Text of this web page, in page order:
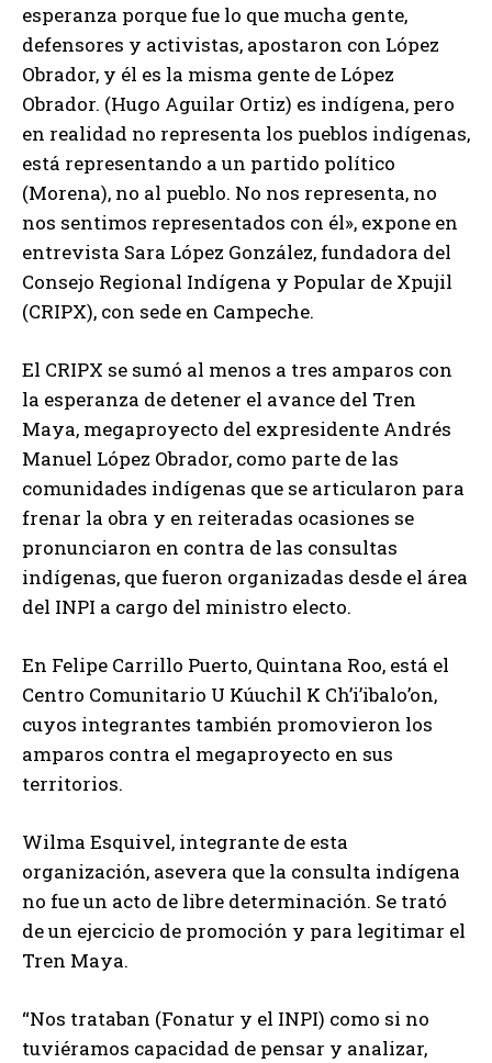
esperanza porque fue lo que mucha gente,
defensores y activistas, apostaron con López
Obrador, y él es la misma gente de López
Obrador. (Hugo Aguilar Ortiz) es indígena, pero
en realidad no representa los pueblos indígenas,
está representando a un partido político
(Morena), no al pueblo. No nos representa, no
nos sentimos representados con él», expone en
entrevista Sara López González, fundadora del
Consejo Regional Indígena y Popular de Xpujil
(CRIPX), con sede en Campeche.
El CRIPX se sumó al menos a tres amparos con
la esperanza de detener el avance del Tren
Maya, megaproyecto del expresidente Andrés
Manuel López Obrador, como parte de las
comunidades indígenas que se articularon para
frenar la obra y en reiteradas ocasiones se
pronunciaron en contra de las consultas
indígenas, que fueron organizadas desde el área
del INPI a cargo del ministro electo.
En Felipe Carrillo Puerto, Quintana Roo, está el
Centro Comunitario U Kúuchil K Ch’i’ibalo’on,
cuyos integrantes también promovieron los
amparos contra el megaproyecto en sus
territorios.
Wilma Esquivel, integrante de esta
organización, asevera que la consulta indígena
no fue un acto de libre determinación. Se trató
de un ejercicio de promoción y para legitimar el
Tren Maya.
“Nos trataban (Fonatur y el INPI) como si no
tuviéramos capacidad de pensar y analizar,